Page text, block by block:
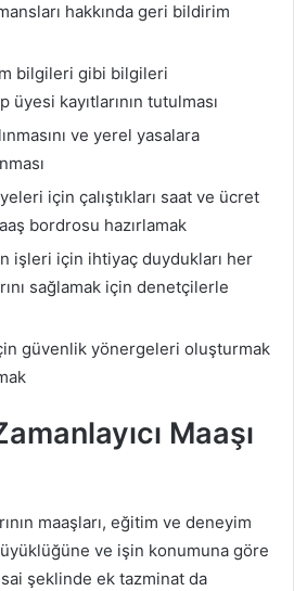
hakkında geri bildirim
bilgileri gibi bilgileri
kayıtlarının tutulması
ve yerel yasalara
için çalıştıkları saat ve ücret
bordrosu hazırlamak
işleri için ihtiyaç duydukları her
sağlamak için denetçilerle
güvenlik yönergeleri oluşturmak
Maaşı
maaşları, eğitim ve deneyim
ve işin konumuna göre
şeklinde ek tazminat da